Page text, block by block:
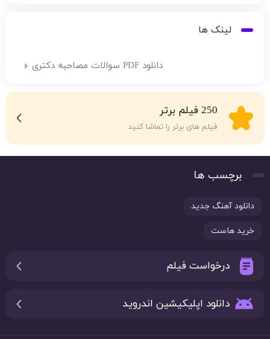
لینک ها
دانلود PDF سوالات مصاحبه دکتری
250 فیلم برتر
فیلم های برتر را تماشا کنید
برچسب ها
دانلود آهنگ جدید
خرید هاست
درخواست فیلم
دانلود اپلیکیشین اندروید